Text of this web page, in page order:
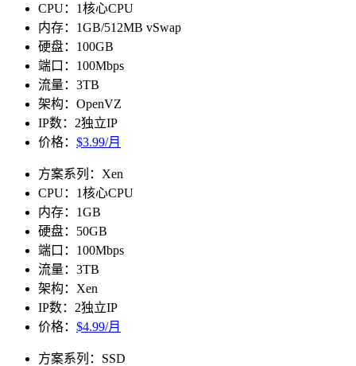
CPU：1核心CPU
内存：1GB/512MB vSwap
硬盘：100GB
端口：100Mbps
流量：3TB
架构：OpenVZ
IP数：2独立IP
价格： $3.99/月
方案系列：Xen
CPU：1核心CPU
内存：1GB
硬盘：50GB
端口：100Mbps
流量：3TB
架构：Xen
IP数：2独立IP
价格： $4.99/月
方案系列：SSD